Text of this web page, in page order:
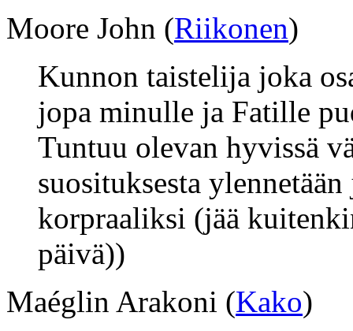
Moore John (Riikonen)
Kunnon taistelija joka
jopa minulle ja Fatille
Tuntuu olevan hyvissä
suosituksesta
korpraaliksi (jää
päivä))
Maéglin Arakoni (Kako)